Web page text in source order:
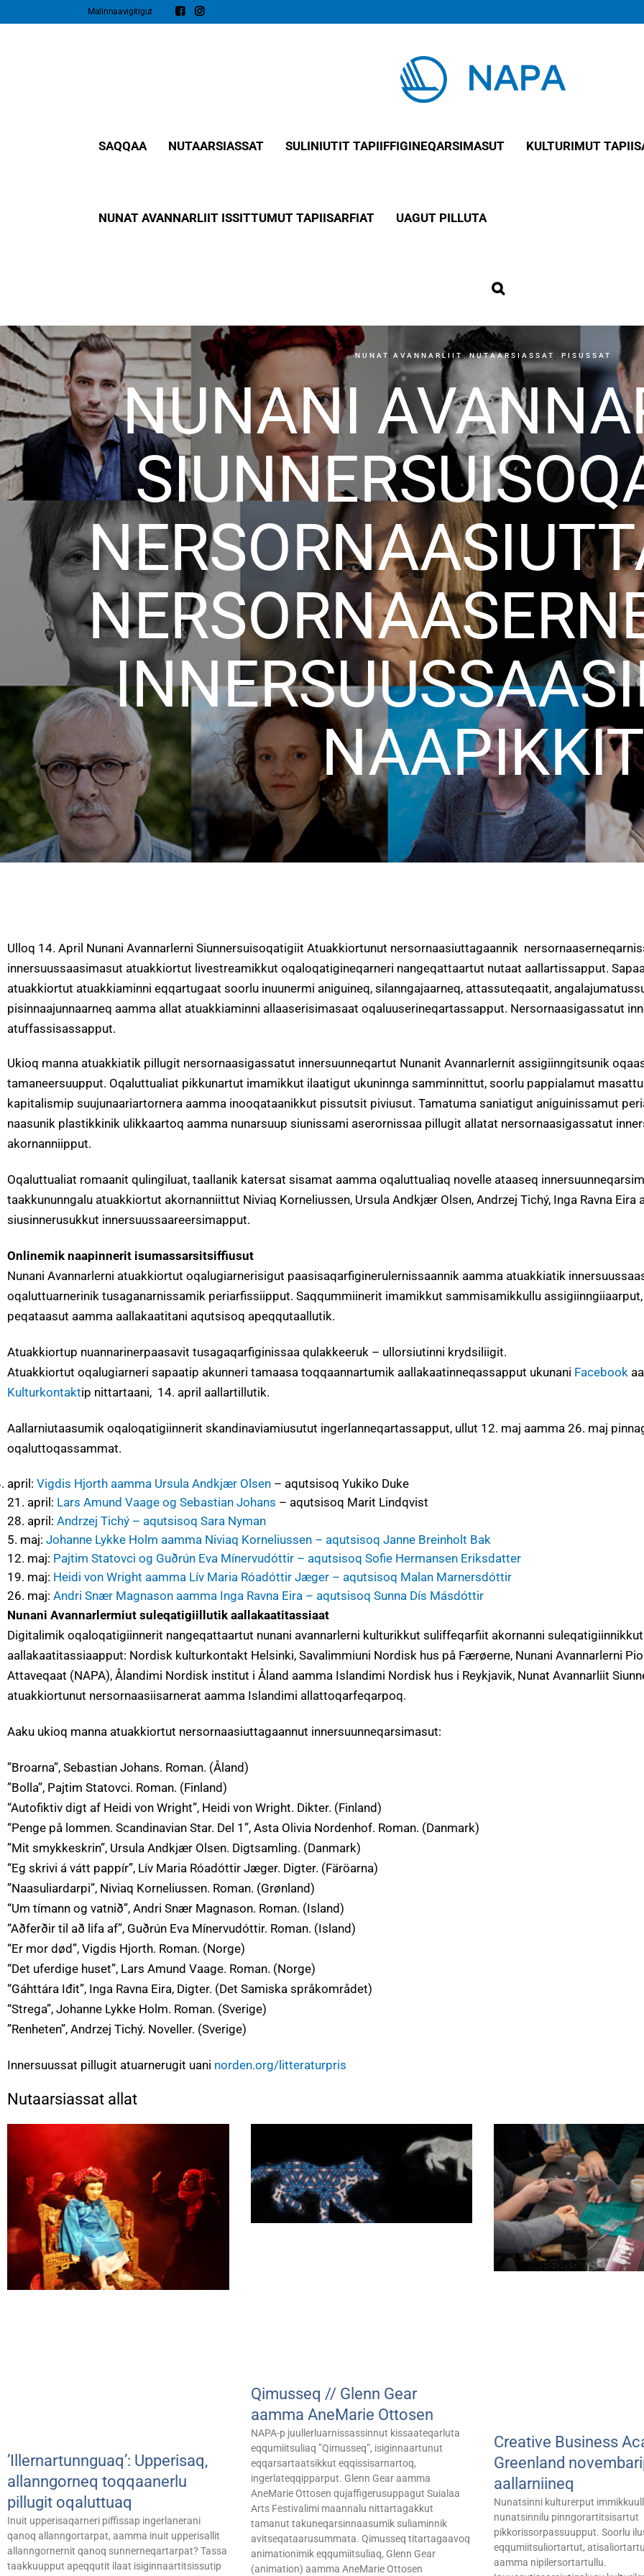
Malinnaavigitigut
SAQQAA NUTAARSIASSAT​ SULINIUTIT TAPIIFFIGINEQARSIMASUT KULTURIMUT
NUNAT AVANNARLIIT ISSITTUMUT TAPIISARFIAT UAGUT PILLUTA
NUNAT AVANNARLIIT,NUTAARSIASSAT PISUSSAT
NUNANI
Ulloq 14. April Nunani Avannarlerni Siunnersuisoqatigiit Atuakkiortunut nersornaasiuttagaannik
innersuussaasimasut atuakkiortut livestreamikkut oqaloqatigineqarneri nangeqattaartut nutaat aallartissapput.
atuakkiortut atuakkiaminni eqqartugaat soorlu inuunermi aniguineq, silanngajaarneq, attassuteqaatit,
pisinnaajunnaarneq aamma allat atuakkiaminni allaaserisimasaat oqaluuserineqartassapput. Nersornaasigassatut
atuffassisassapput.
Ukioq manna atuakkiatik pillugit nersornaasigassatut innersuunneqartut Nunanit Avannarlernit assigiinngitsunik
tamaneersuupput. Oqaluttualiat pikkunartut imamikkut ilaatigut ukuninnga samminnittut, soorlu pappialamut
kapitalismip suujunaariartornera aamma inooqataanikkut pissutsit piviusut. Tamatuma saniatigut aniguinissamut
naasunik plastikkinik ulikkaartoq aamma nunarsuup siunissami aserornissaa pillugit allatat nersornaasigassatut
akornanniipput.
Oqaluttualiat romaanit qulingiluat, taallanik katersat sisamat aamma oqaluttualiaq novelle ataaseq
taakkununngalu atuakkiortut akornanniittut Niviaq Korneliussen, Ursula Andkjær Olsen, Andrzej Tichý, Inga Ravna Eira
siusinnerusukkut innersuussaareersimapput.
Onlinemik naapinnerit isumassarsitsiffiusut
Nunani Avannarlerni atuakkiortut oqalugiarnerisigut paasisaqarfiginerulernissaannik aamma atuakkiatik
oqaluttuarnerinik tusaganarnissamik periarfissiipput. Saqqummiinerit imamikkut sammisamikkullu
peqataasut aamma aallakaatitani aqutsisoq apeqqutaallutik.
Atuakkiortup nuannarinerpaasavit tusagaqarfiginissaa qulakkeeruk – ullorsiutinni krydsiliigit.
Atuakkiortut oqalugiarneri sapaatip akunneri tamaasa toqqaannartumik aallakaatinneqassapput ukunani Facebook
Kulturkontaktip nittartaani, 14. april aallartillutik.
Aallarniutaasumik oqaloqatigiinnerit skandinaviamiusutut ingerlanneqartassapput, ullut 12. maj aamma 26. maj
oqaluttoqassammat.
april: Vigdis Hjorth aamma Ursula Andkjær Olsen – aqutsisoq Yukiko Duke
21. april: Lars Amund Vaage og Sebastian Johans – aqutsisoq Marit Lindqvist
28. april: Andrzej Tichý – aqutsisoq Sara Nyman
5. maj: Johanne Lykke Holm aamma Niviaq Korneliussen – aqutsisoq Janne Breinholt Bak
12. maj: Pajtim Statovci og Guðrún Eva Mínervudóttir – aqutsisoq Sofie Hermansen Eriksdatter
19. maj: Heidi von Wright aamma Lív Maria Róadóttir Jæger – aqutsisoq Malan Marnersdóttir
26. maj: Andri Snær Magnason aamma Inga Ravna Eira – aqutsisoq Sunna Dís Másdóttir
Nunani Avannarlermiut suleqatigiillutik aallakaatitassiaat
Digitalimik oqaloqatigiinnerit nangeqattaartut nunani avannarlerni kulturikkut suliffeqarfiit akornanni suleqatigiinnikkut
aallakaatitassiaapput: Nordisk kulturkontakt Helsinki, Savalimmiuni Nordisk hus på Færøerne, Nunani Avannarlerni
Attaveqaat (NAPA), Ålandimi Nordisk institut i Åland aamma Islandimi Nordisk hus i Reykjavik, Nunat Avannarliit
atuakkiortunut nersornaasiisarnerat aamma Islandimi allattoqarfeqarpoq.
Aaku ukioq manna atuakkiortut nersornaasiuttagaannut innersuunneqarsimasut:
”Broarna”, Sebastian Johans. Roman. (Åland)
”Bolla”, Pajtim Statovci. Roman. (Finland)
“Autofiktiv digt af Heidi von Wright”, Heidi von Wright. Dikter. (Finland)
“Penge på lommen. Scandinavian Star. Del 1”, Asta Olivia Nordenhof. Roman. (Danmark)
”Mit smykkeskrin”, Ursula Andkjær Olsen. Digtsamling. (Danmark)
“Eg skrivi á vátt pappír”, Lív Maria Róadóttir Jæger. Digter. (Färöarna)
”Naasuliardarpi”, Niviaq Korneliussen. Roman. (Grønland)
“Um tímann og vatnið”, Andri Snær Magnason. Roman. (Island)
“Aðferðir til að lifa af”, Guðrún Eva Mínervudóttir. Roman. (Island)
“Er mor død”, Vigdis Hjorth. Roman. (Norge)
“Det uferdige huset”, Lars Amund Vaage. Roman. (Norge)
“Gáhttára Iđit”, Inga Ravna Eira, Digter. (Det Samiska språkområdet)
“Strega”, Johanne Lykke Holm. Roman. (Sverige)
”Renheten”, Andrzej Tichý. Noveller. (Sverige)
Innersuussat pillugit atuarnerugit uani norden.org/litteraturpris
Nutaarsiassat allat
’Illernartunnguaq’: Upperisaq,
allanngorneq toqqaanerlu
pillugit oqaluttuaq
Inuit upperisaqarneri piffissap ingerlanerani
qanoq allanngortarpat, aamma inuit upperisallit
allanngornernit qanoq sunnerneqartarpat? Tassa
taakkuupput apeqqutit ilaat isiginnaartitsissutip
Qimusseq // Glenn Gear
aamma AneMarie Ottosen
NAPA-p juullerluarnissassinnut kissaateqarluta
eqqumiitsuliaq ”Qimusseq”, isiginnaartunut
eqqarsartaatsikkut eqqissisarnartoq,
ingerlateqqipparput. Glenn Gear aamma
AneMarie Ottosen qujaffigerusuppagut Suialaa
Arts Festivalimi maannalu nittartagakkut
tamanut takuneqarsinnaasumik suliaminnik
avitseqataarusummata. Qimusseq titartagaavoq
animationimik eqqumiitsuliaq, Glenn Gear
(animation) aamma AneMarie Ottosen
Creative Business
Greenland
aallarniineq
Nunatsinni kulturerput
nunatsinnilu pinngorartitsisartut
pikkorissorpassuupput. Soorlu
eqqumiitsuliortartut,
aamma nipilersortartullu.